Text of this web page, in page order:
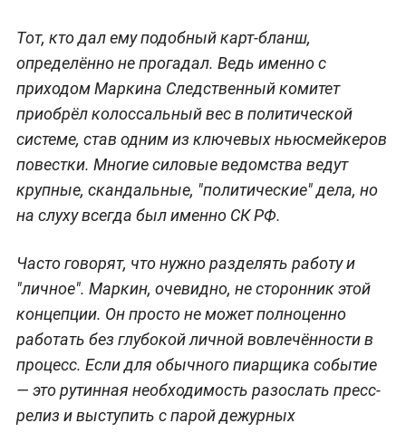
Тот, кто дал ему подобный карт-бланш,
определённо не прогадал. Ведь именно с
приходом Маркина Следственный комитет
приобрёл колоссальный вес в политической
системе, став одним из ключевых ньюсмейкеров
повестки. Многие силовые ведомства ведут
крупные, скандальные, "политические" дела, но
на слуху всегда был именно СК РФ.
Часто говорят, что нужно разделять работу и
"личное". Маркин, очевидно, не сторонник этой
концепции. Он просто не может полноценно
работать без глубокой личной вовлечённости в
процесс. Если для обычного пиарщика событие
— это рутинная необходимость разослать пресс-
релиз и выступить с парой дежурных